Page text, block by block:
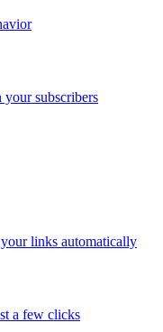
your subscribers
links automatically
a few clicks